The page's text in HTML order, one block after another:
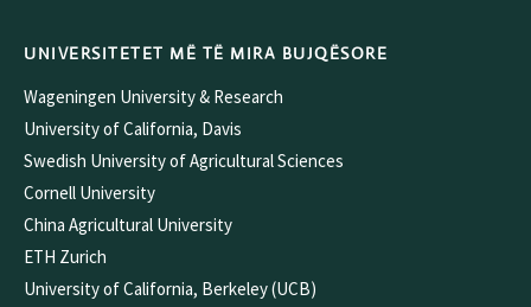
UNIVERSITETET MË TË MIRA BUJQËSORE
Wageningen University & Research
University of California, Davis
Swedish University of Agricultural Sciences
Cornell University
China Agricultural University
ETH Zurich
University of California, Berkeley (UCB)